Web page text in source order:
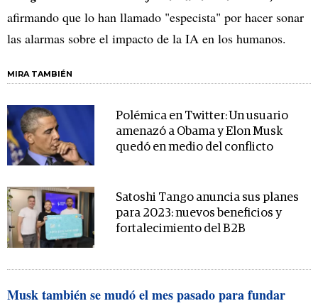
afirmando que lo han llamado "especista" por hacer sonar
las alarmas sobre el impacto de la IA en los humanos.
MIRA TAMBIÉN
Polémica en Twitter: Un usuario
amenazó a Obama y Elon Musk
quedó en medio del conflicto
Satoshi Tango anuncia sus planes
para 2023: nuevos beneficios y
fortalecimiento del B2B
Musk también se mudó el mes pasado para fundar